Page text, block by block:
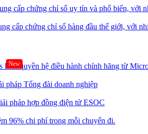
cấp chứng chỉ số uy tín và phổ biến, với
cấp chứng chỉ số hàng đầu thế giới, với
New
Bản quyền hệ điều hành chính hãng từ
pháp Tổng đài doanh nghiệp
pháp hợp đồng điện tử ESOC
96% chi phí trong mỗi chuyến đi.